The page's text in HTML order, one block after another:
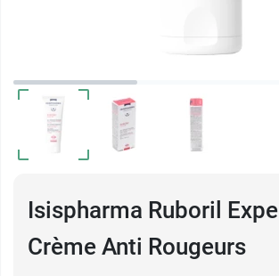
Isispharma Ruboril
Crème Anti Rougeurs